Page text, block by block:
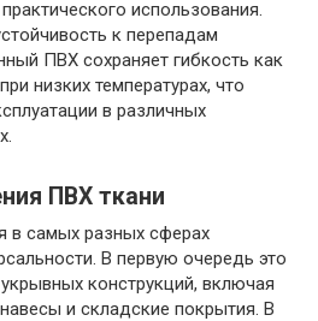
использования.
к перепадам
ПВХ сохраняет гибкость как
низких температурах, что
в различных
ПВХ ткани
в самых разных сферах
В первую очередь это
конструкций, включая
и складские покрытия. В